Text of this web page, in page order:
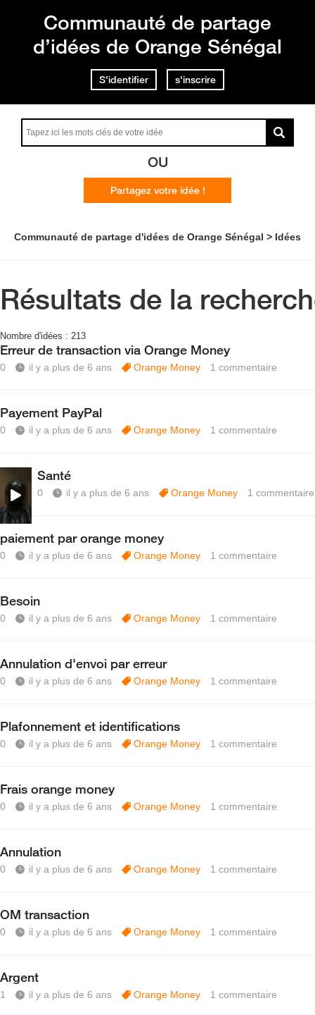
Communauté de partage
d’idées de Orange Sénégal
S'identifier s'inscrire
OU
Partagez votre idée !
Communauté de partage d'idées de Orange Sénégal Idées
Résultats de la
Nombre d'idées : 213
Erreur de transaction via Orange Money
0 il y a plus de 6 ans Orange Money 1 commentaire
Payement PayPal
0 il y a plus de 6 ans Orange Money 1 commentaire
Santé
0 il y a plus de 6 ans Orange Money 1 commentaire
paiement par orange money
0 il y a plus de 6 ans Orange Money 1 commentaire
Besoin
0 il y a plus de 6 ans Orange Money 1 commentaire
Annulation d'envoi par erreur
0 il y a plus de 6 ans Orange Money 1 commentaire
Plafonnement et identifications
0 il y a plus de 6 ans Orange Money 1 commentaire
Frais orange money
0 il y a plus de 6 ans Orange Money 1 commentaire
Annulation
0 il y a plus de 6 ans Orange Money 1 commentaire
OM transaction
0 il y a plus de 6 ans Orange Money 1 commentaire
Argent
1 il y a plus de 6 ans Orange Money 1 commentaire